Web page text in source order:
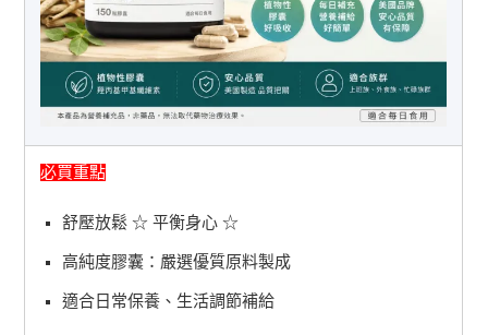
必買重點
舒壓放鬆 ☆ 平衡身心 ☆
高純度膠囊：嚴選優質原料製成
適合日常保養、生活調節補給